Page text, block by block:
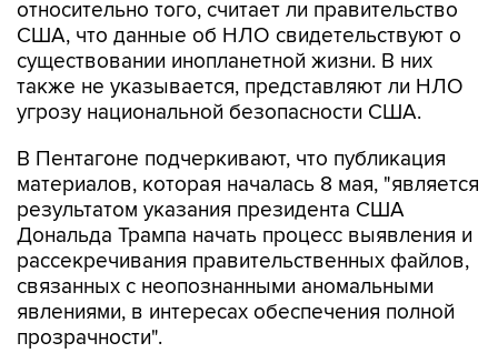
относительно того, считает ли правительство
США, что данные об НЛО свидетельствуют о
существовании инопланетной жизни. В них
также не указывается, представляют ли НЛО
угрозу национальной безопасности США.
В Пентагоне подчеркивают, что публикация
материалов, которая началась 8 мая, "является
результатом указания президента США
Дональда Трампа начать процесс выявления и
рассекречивания правительственных файлов,
связанных с неопознанными аномальными
явлениями, в интересах обеспечения полной
прозрачности".